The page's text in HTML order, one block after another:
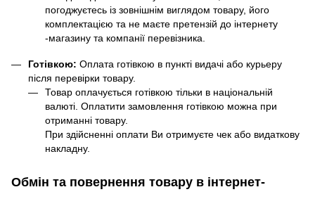
погоджуєтесь із зовнішнім виглядом товару, його
комплектацією та не маєте претензій до інтернету
-магазину та компанії перевізника.
Готівкою: Оплата готівкою в пункті видачі або курьеру
після перевірки товару.
Товар оплачується готівкою тільки в національній
валюті. Оплатити замовлення готівкою можна при
отриманні товару.
При здійсненні оплати Ви отримуєте чек або видаткову
накладну.
Обмін та повернення товару в інтернет-